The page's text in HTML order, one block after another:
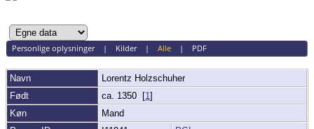
Personlige oplysninger| Kilder| Alle| PDF
Navn Lorentz Holzschuher
Født
ca. 1350 [1]
Køn
Mand